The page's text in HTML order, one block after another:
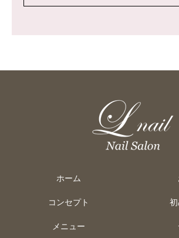
ホーム
コンセプト
メニュー